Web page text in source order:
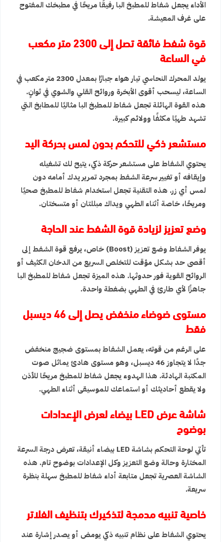
الأداء يجعل شفاط للمطبخ البا رفيقًا مريحًا في مطبخك المفتوح
على غرف المعيشة.
قوة شفط فائقة تصل إلى 2300 متر مكعب
في الساعة
يولد المحرك النحاسي تيار هواء جبارًا بمعدل 2300 متر مكعب في
الساعة، ليسحب أقوى الأبخرة وروائح القلي والشوي في ثوانٍ.
هذه القوة الهائلة تجعل شفاط للمطبخ البا مثاليًا للمطابخ التي
تشهد طهيًا مكثفًا وولائم كبيرة.
مستشعر ذكي للتحكم بدون لمس بحركة اليد
يحتوي الشفاط على مستشعر حركة ذكي، يتيح لك تشغيله
وإيقافه أو تغيير سرعة الشفط بمجرد تمرير يدك أمامه دون
لمس أي زر. هذه التقنية تجعل استخدام شفاط للمطبخ صحيًا
ومريحًا، خاصة أثناء الطهي ويداك مبللتان أو متسختان.
وضع تعزيز لزيادة قوة الشفط عند الحاجة
يوفر الشفاط وضع تعزيز (Boost) خاص، يرفع قوة الشفط إلى
أقصى حد بشكل مؤقت للتخلص السريع من الدخان الكثيف أو
الروائح القوية فور حدوثها. هذه الميزة تجعل شفاط للمطبخ البا
جاهزًا لأي طارئ في الطهي بضغطة واحدة.
مستوى ضوضاء منخفض يصل إلى 46 ديسبل
فقط
على الرغم من قوته، يعمل الشفاط بمستوى ضجيج منخفض
جدًا لا يتجاوز 46 ديسبل، وهو مستوى هادئ يماثل صوت
المكتبة الهادئة. هذا الهدوء يجعل شفاط للمطبخ مريحًا للأذن
ولا يقطع أحاديثك أو استماعك للموسيقى أثناء الطهي.
شاشة عرض LED بيضاء لعرض الإعدادات
بوضوح
تأتي لوحة التحكم بشاشة LED بيضاء أنيقة، تعرض درجة السرعة
المختارة وحالة وضع التعزيز وكل الإعدادات بوضوح تام. هذه
الشاشة العصرية تجعل متابعة أداء شفاط للمطبخ سهلة بنظرة
سريعة.
خاصية تنبيه مدمجة لتذكيرك بتنظيف الفلاتر
يحتوي الشفاط على نظام تنبيه ذكي يومض أو يصدر إشارة عند